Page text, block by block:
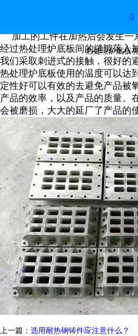

热处理炉底板
热处理炉底板有什
加工的工件在加热后会发生一
经过热处理炉底板间的缝隙落入
我们采取刺进式的接触，很好的
热处理炉底板使用的温度可以达
定性好可以有效的去避免产品被
产品的效率，以及产品的质量。
会被磨损，大大的延厂了产品的
上一篇： 选用耐热钢铸件应注意什么？